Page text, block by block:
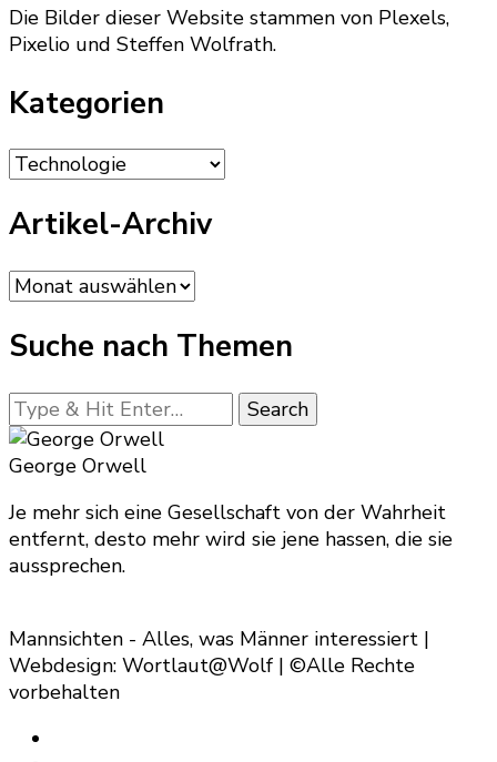
Die Bilder dieser Website stammen von Plexels,
Pixelio und Steffen Wolfrath.
Kategorien
Kategorien
Artikel-Archiv
Artikel-
Archiv
Suche nach Themen
Looking
for
Something?
George Orwell
Je mehr sich eine Gesellschaft von der Wahrheit
entfernt, desto mehr wird sie jene hassen, die sie
aussprechen.
Mannsichten - Alles, was Männer interessiert |
Webdesign: Wortlaut@Wolf | ©Alle Rechte
vorbehalten